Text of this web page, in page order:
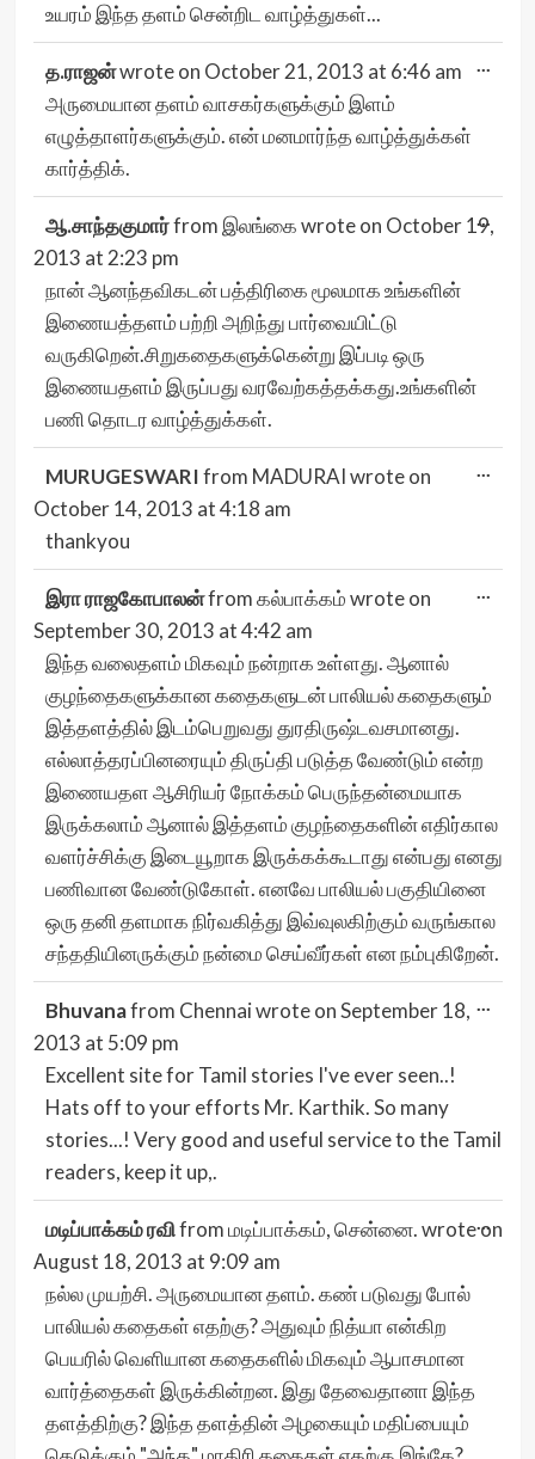
உயரம் இந்த தளம் சென்றிட வாழ்த்துகள்...
த.ராஜன்wrote on October 21, 2013 at 6:46 am
அருமையான தளம் வாசகர்களுக்கும் இளம்
எழுத்தாளர்களுக்கும். என் மனமார்ந்த வாழ்த்துக்கள்
கார்த்திக்.
...
ஆ.சாந்தகுமார்from இலங்கைwrote on October 19,
2013 at 2:23 pm
நான் ஆனந்தவிகடன் பத்திரிகை மூலமாக உங்களின்
இணையத்தளம் பற்றி அறிந்து பார்வையிட்டு
வருகிறென்.சிறுகதைகளுக்கென்று இப்படி ஒரு
இணையதளம் இருப்பது வரவேற்கத்தக்கது.உங்களின்
பணி தொடர வாழ்த்துக்கள்.
...
this
MURUGESWARIfrom MADURAIwrote on
October 14, 2013 at4:18 am
thankyou
...
இரா ராஜகோபாலன்fromகல்பாக்கம்wrote on
September 30, 2013 at4:42 am
இந்த வலைதளம் மிகவும் நன்றாக உள்ளது. ஆனால்
குழந்தைகளுக்கான கதைகளுடன் பாலியல் கதைகளும்
இத்தளத்தில் இடம்பெறுவது துரதிருஷ்டவசமானது.
எல்லாத்தரப்பினரையும் திருப்தி படுத்த வேண்டும் என்ற
இணையதள ஆசிரியர் நோக்கம் பெருந்தன்மையாக
இருக்கலாம் ஆனால் இத்தளம் குழந்தைகளின் எதிர்கால
வளர்ச்சிக்கு இடையூறாக இருக்கக்கூடாது என்பது எனது
பணிவான வேண்டுகோள். எனவே பாலியல் பகுதியினை
ஒரு தனி தளமாக நிர்வகித்து இவ்வுலகிற்கும் வருங்கால
சந்ததியினருக்கும் நன்மை செய்வீர்கள் என நம்புகிறேன்.
...
Bhuvanafrom Chennaiwrote onSeptember 18,
2013 at 5:09 pm
Excellent site for Tamil stories I've ever seen..!
Hats off to your efforts Mr. Karthik. So many
stories...! Very good and useful service to the Tamil
readers, keep it up,.
...
மடிப்பாக்கம் ரவிfromமடிப்பாக்கம், சென்னை.wrote on
August 18, 2013 at 9:09 am
நல்ல முயற்சி. அருமையான தளம். கண் படுவது போல்
பாலியல் கதைகள் எதற்கு? அதுவும் நித்யா என்கிற
பெயரில் வெளியான கதைகளில் மிகவும் ஆபாசமான
வார்த்தைகள் இருக்கின்றன. இது தேவைதானா இந்த
தளத்திற்கு? இந்த தளத்தின் அழகையும் மதிப்பையும்
...
this